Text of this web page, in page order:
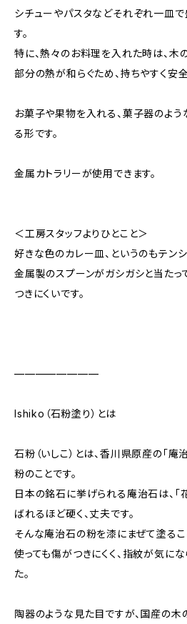
シチューやパスタなどそれぞれ一皿
す。
特に、熱々のお料理を入れた時は、木
部分の熱が和らぐため、持ちやすく安全
お菓子や果物を入れる、菓子器のよう
る形です。
金属カトラリーが使用できます。
＜工房スタッフよりひとこと＞
好きな色のカレー皿、というのもテンシ
金属製のスプーンがガシガシと当たっ
つきにくいです。
————————
Ishiko（石粉塗り）とは
石粉（いしこ）とは、香川県原産の「庵
粉のことです。
日本の銘石に挙げられる庵治石は、「
ばれるほど硬く、丈夫です。
そんな庵治石の粉を漆にまぜて塗るこ
使っても傷がつきにくく、指紋が気に
た。
陶器のような見た目ですが、国産の木